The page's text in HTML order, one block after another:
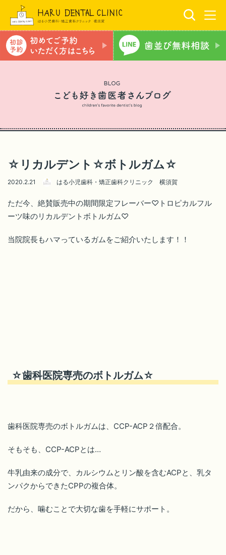
☆リカルデント☆ボトルガム☆
2020.2.21 はる小児歯科・矯正歯科クリニック 横須賀
ただ今、絶賛販売中の期間限定フレーバー♡トロピカルフル
ーツ味のリカルデントボトルガム♡
当院院長もハマっているガムをご紹介いたします！！
☆歯科医院専売のボトルガム☆
歯科医院専売のボトルガムは、CCP-ACP２倍配合。
そもそも、CCP-ACPとは…
牛乳由来の成分で、カルシウムとリン酸を含むACPと、乳タ
ンパクからできたCPPの複合体。
だから、噛むことで大切な歯を手軽にサポート。